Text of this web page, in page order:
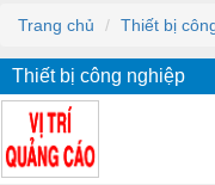
Trang chủ Thiết bị
Thiết bị công nghiệp